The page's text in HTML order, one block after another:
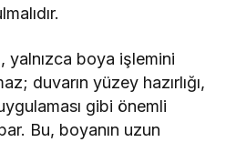
yalnızca boya işlemini
duvarın yüzey hazırlığı,
gibi önemli
Bu, boyanın uzun